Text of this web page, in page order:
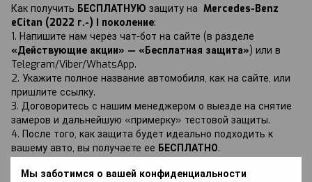
Мы заботимся о вашей конфиденциальности
Как получить БЕСПЛАТНУЮ защиту на Mercedes-Benz
eCitan (2022 г.-) I поколение:
1. Напишите нам через чат-бот на сайте (в разделе
«Действующие акции» — «Бесплатная защита») или в
Telegram/Viber/WhatsApp.
2. Укажите полное название автомобиля, как на сайте, или
пришлите ссылку.
3. Договоритесь с нашим менеджером о выезде на снятие
замеров и дальнейшую «примерку» тестовой защиты.
4. После того, как защита будет идеально подходить к
вашему авто, вы получаете ее БЕСПЛАТНО.